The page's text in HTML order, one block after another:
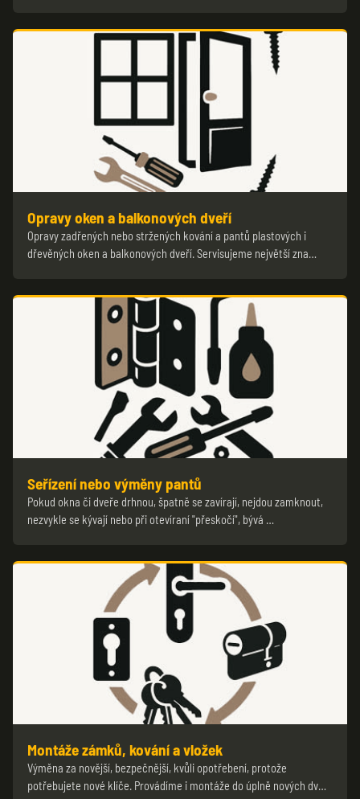
Opravy oken a balkonových dveří
Opravy zadřených nebo stržených kování a pantů plastových i
dřevěných oken a balkonových dveří. Servisujeme největší zna…
Seřízení nebo výměny pantů
Pokud okna či dveře drhnou, špatně se zavírají, nejdou zamknout,
nezvykle se kývají nebo při otevíraní "přeskočí", bývá …
Montáže zámků, kování a vložek
Výměna za novější, bezpečnější, kvůli opotřebení, protože
potřebujete nové klíče. Provádíme i montáže do úplně nových dv…